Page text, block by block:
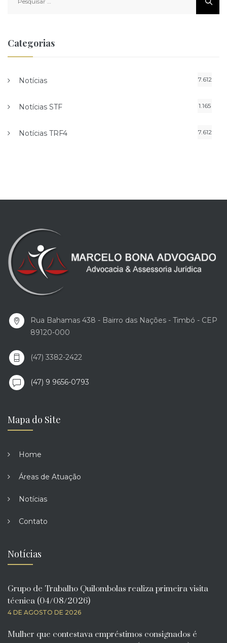
por:
Categorias
Notícias 7.612
Notícias STF 1.165
Notícias TRF4 7.612
Rua Bahamas 438 - Bairro das Nações - Timbó - CEP
89120-000
(47) 3382-2422
(47) 9 9656-0793
Mapa do Site
Home
Áreas de Atuação
Notícias
Contato
Notícias
Grupo de Trabalho Quilombolas realiza primeira visita
técnica (04/08/2026)
4 DE AGOSTO DE 2026
Mulher que contestava empréstimos consignados é